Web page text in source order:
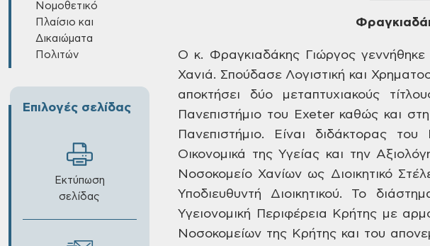
Νομοθετικό
Πλαίσιο και
Δικαιώματα
Πολιτών
Επιλογές σελίδας
Εκτύπωση
σελίδας
Ο κ. Φραγκιαδάκης Γιώργος
Χανιά. Σπούδασε Λογιστική και
αποκτήσει δύο μεταπτυχιακούς
Πανεπιστήμιο του Exeter καθώς και
Πανεπιστήμιο. Είναι διδάκτορας
Οικονομικά της Υγείας και την
Νοσοκομείο Χανίων ως Διοικητικό
Υποδιευθυντή Διοικητικού. Το
Υγειονομική Περιφέρεια Κρήτης με
Νοσοκομείων της Κρήτης και του